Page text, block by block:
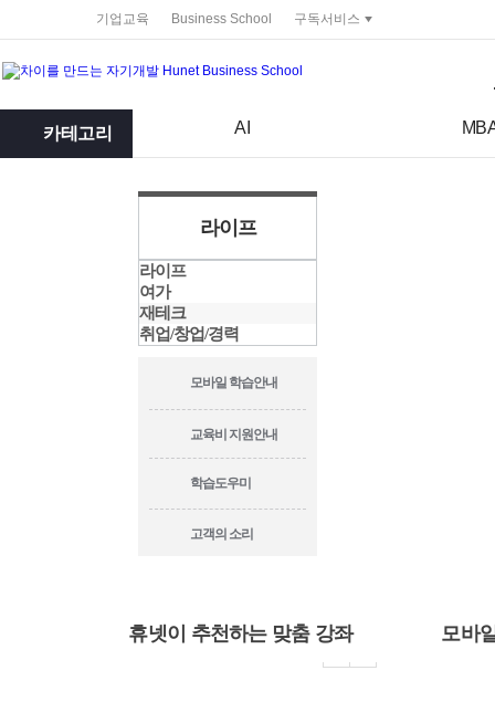
기업교육 Business School 구독서비스
카테고리 AI
라이프
라이프
여가
재테크
취업/창업/경력
모바일 학습안내
교육비 지원안내
학습도우미
고객의 소리
휴넷이 추천하는 맞춤 강좌 모바